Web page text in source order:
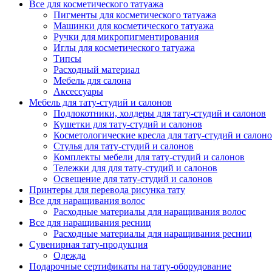
Все для косметического татуажа
Пигменты для косметического татуажа
Машинки для косметического татуажа
Ручки для микропигментирования
Иглы для косметического татуажа
Типсы
Расходный материал
Мебель для салона
Аксессуары
Мебель для тату-студий и салонов
Подлокотники, холдеры для тату-студий и салонов
Кушетки для тату-студий и салонов
Косметологические кресла для тату-студий и
Стулья для тату-студий и салонов
Комплекты мебели для тату-студий и салонов
Тележки для для тату-студий и салонов
Освещение для тату-студий и салонов
Принтеры для перевода рисунка тату
Все для наращивания волос
Расходные материалы для наращивания волос
Все для наращивания ресниц
Расходные материалы для наращивания ресниц
Сувенирная тату-продукция
Одежда
Подарочные сертификаты на тату-оборудование